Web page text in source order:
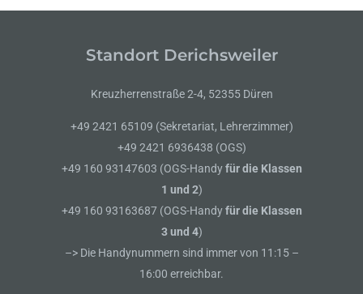
Standort Derichsweiler
Kreuzherrenstraße 2-4, 52355 Düren
+49 2421 65109 (Sekretariat, Lehrerzimmer)
+49 2421 6936438 (OGS)
+49 160 93147603 (OGS-Handyfür die Klassen
1 und 2)
+49 160 93163687 (OGS-Handyfür die Klassen
3 und 4)
–> Die Handynummern sind immer von 11:15 –
16:00 erreichbar.